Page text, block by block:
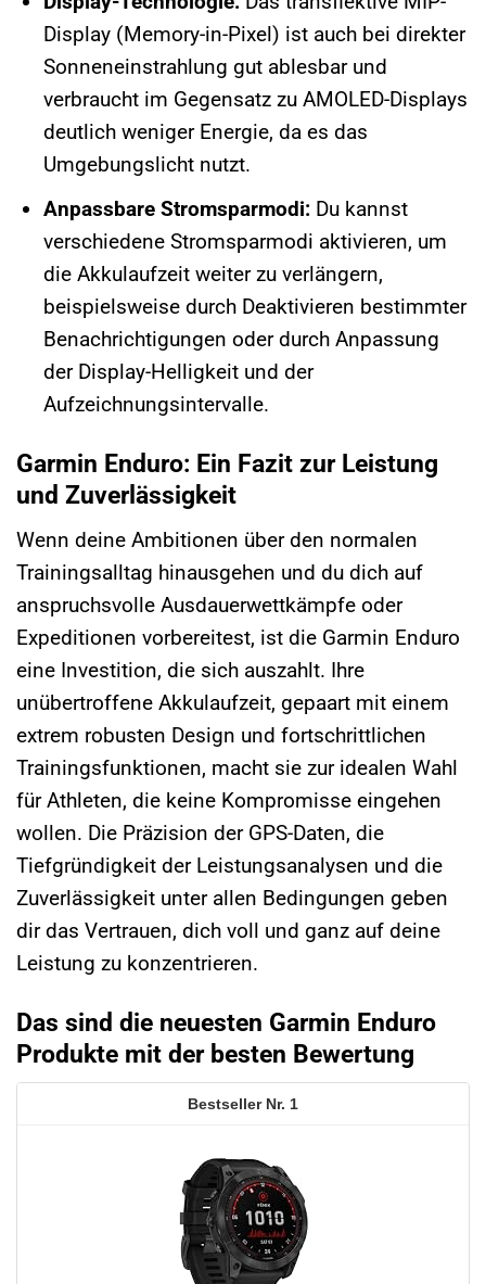
Display (Memory-in-Pixel) ist auch bei direkter
Sonneneinstrahlung gut ablesbar und
verbraucht im Gegensatz zu AMOLED-Displays
deutlich weniger Energie, da es das
Umgebungslicht nutzt.
Anpassbare Stromsparmodi:Du kannst
verschiedene Stromsparmodi aktivieren, um
die Akkulaufzeit weiter zu verlängern,
beispielsweise durch Deaktivieren bestimmter
Benachrichtigungen oder durch Anpassung
der Display-Helligkeit und der
Aufzeichnungsintervalle.
Garmin Enduro: Ein Fazit zur Leistung
und Zuverlässigkeit
Wenn deine Ambitionen über den normalen
Trainingsalltag hinausgehen und du dich auf
anspruchsvolle Ausdauerwettkämpfe oder
Expeditionen vorbereitest, ist die Garmin Enduro
eine Investition, die sich auszahlt. Ihre
unübertroffene Akkulaufzeit, gepaart mit einem
extrem robusten Design und fortschrittlichen
Trainingsfunktionen, macht sie zur idealen Wahl
für Athleten, die keine Kompromisse eingehen
wollen. Die Präzision der GPS-Daten, die
Tiefgründigkeit der Leistungsanalysen und die
Zuverlässigkeit unter allen Bedingungen geben
dir das Vertrauen, dich voll und ganz auf deine
Leistung zu konzentrieren.
Das sind die neuesten Garmin Enduro
Produkte mit der besten Bewertung
1